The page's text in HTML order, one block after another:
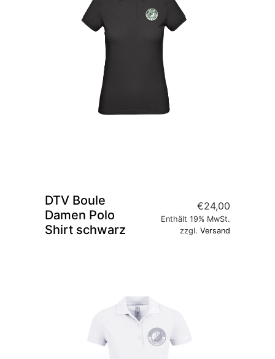
DTV Boule
Damen Polo
Shirt schwarz
€24,00
Enthält 19% MwSt.
zzgl.Versand